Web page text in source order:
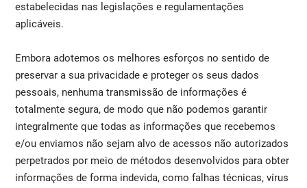
estabelecidas nas legislações e regulamentações
aplicáveis.
Embora adotemos os melhores esforços no sentido de
preservar a sua privacidade e proteger os seus dados
pessoais, nenhuma transmissão de informações é
totalmente segura, de modo que não podemos garantir
integralmente que todas as informações que recebemos
e/ou enviamos não sejam alvo de acessos não autorizados
perpetrados por meio de métodos desenvolvidos para obter
informações de forma indevida, como falhas técnicas, vírus